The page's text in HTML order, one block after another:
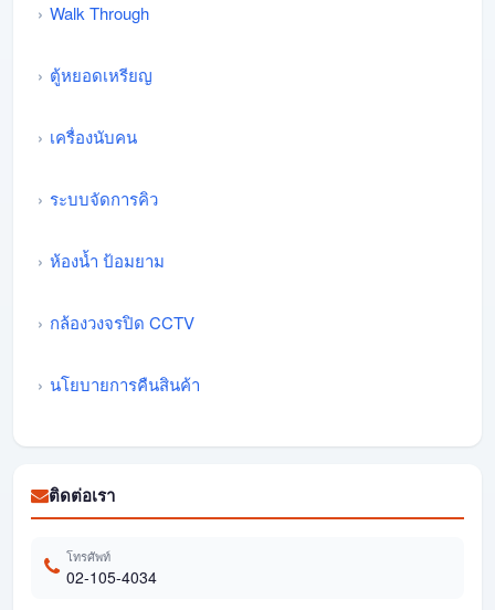
Walk Through
ตู้หยอดเหรียญ
เครื่องนับคน
ระบบจัดการคิว
ห้องน้ำ ป้อมยาม
กล้องวงจรปิด CCTV
นโยบายการคืนสินค้า
ติดต่อเรา
โทรศัพท์
02-105-4034